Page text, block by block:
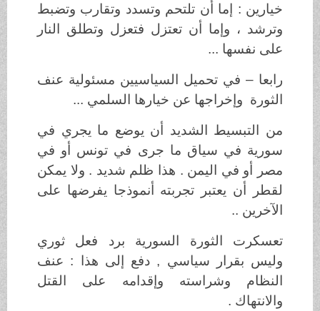
خيارين : إما أن تلتحم وتسدد وتقارب وتضبط
وترشد ، وإما أن تعتزل فتعزل وتطلق النار
على نفسها ...
رابعا – في تحميل السياسيين مسئولية عنف
الثورة وإخراجها عن خيارها السلمي ...
من التبسيط الشديد أن يوضع ما يجري في
سورية في سياق ما جرى في تونس أو في
مصر أو في اليمن . هذا ظلم شديد . ولا يمكن
لقطر أن يعتبر تجربته أنموذجا يفرضها على
الآخرين ..
تعسكرت الثورة السورية برد فعل ثوري
وليس بقرار سياسي , دفع إلى هذا : عنف
النظام وشراسته وإقدامه على القتل
والانتهاك .